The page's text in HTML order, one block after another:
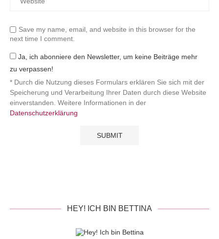
Save my name, email, and website in this browser for the
next time I comment.
Ja, ich abonniere den Newsletter, um keine Beiträge mehr
zu verpassen!
* Durch die Nutzung dieses Formulars erklären Sie sich mit der
Speicherung und Verarbeitung Ihrer Daten durch diese Website
einverstanden. Weitere Informationen in der
Datenschutzerklärung
HEY! ICH BIN BETTINA